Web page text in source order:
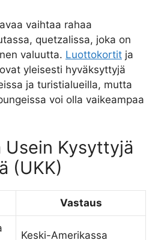
vaihtaa rahaa
quetzalissa, joka on
valuutta. Luottokortit ja
yleisesti hyväksyttyjä
ja turistialueilla, mutta
voi olla vaikeampaa
Usein Kysyttyjä
(UKK)
Vastaus
Keski-Amerikassa